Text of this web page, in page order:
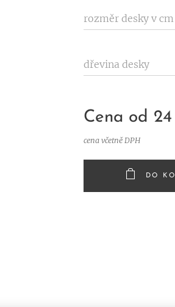
rozměr desky v cm
dřevina desky
Cena od
cena včetně DPH
DO